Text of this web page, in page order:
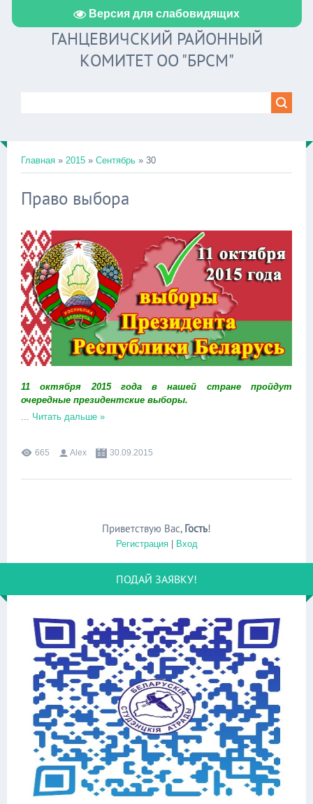
Версия для слабовидящих
ГАНЦЕВИЧСКИЙ РАЙОННЫЙ
КОМИТЕТ ОО "БРСМ"
Главная » 2015 » Сентябрь » 30
Право выбора
11 октября 2015 года в нашей стране пройдут
очередные президентские выборы.
... Читать дальше »
665 Alex 30.09.2015
Приветствую Вас, Гость!
Регистрация| Вход
ПОДАЙ ЗАЯВКУ!